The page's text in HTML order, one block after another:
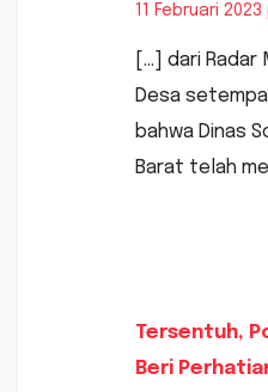
11 Februari 2023
[…] dari Radar
Desa
bahwa Dinas
Barat telah
Tersentuh,
Beri